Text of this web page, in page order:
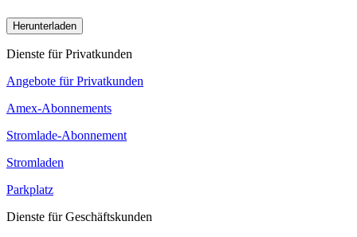
Herunterladen
Dienste für Privatkunden
Angebote für Privatkunden
Amex-Abonnements
Stromlade-Abonnement
Stromladen
Parkplatz
Dienste für Geschäftskunden